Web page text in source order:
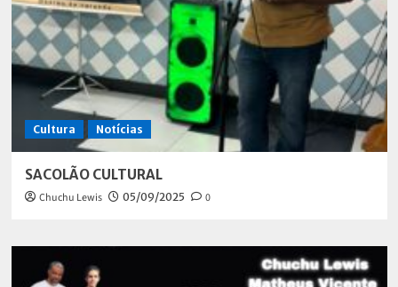
Cultura Notícias
SACOLÃO CULTURAL
Chuchu Lewis 05/09/2025 0